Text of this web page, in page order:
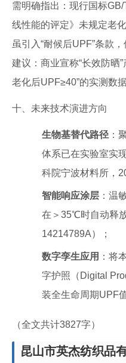
需明确指出：现行国标
线性能的评定》未规定老
虽引入“耐候后UPF”条款
建议：商业宣称“长效防晒
老化后UPF≥40”的实测数
十、未来技术演进方向
生物基替代路径 ：
体系已在实验室实
科院宁波材料所，
智能响应涂层 ：温
在＞35℃时自动释
14214789A）；
数字孪生应用 ：将
字护照（Digital
装全生命周期UPF
（全文共计3827字）
昆山市英杰纺织品